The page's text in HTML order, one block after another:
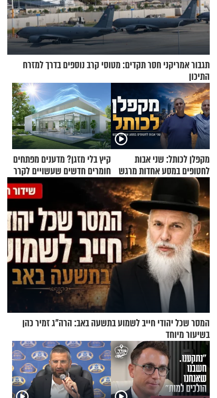
תגבור אמריקני חסר תקדים: מטוסי קרב נוספים בדרך למזרח
התיכון
מקפלן לכותל: שני אבות
לחטופים במסע אחדות מרגש
קיץ בלי מזגן? מדענים מפתחים
חומרים חדשים שעשויים לקרר
בתים
המסר שכל יהודי חייב לשמוע בתשעה באב: הרה"ג זמיר כהן
בשיעור מיוחד